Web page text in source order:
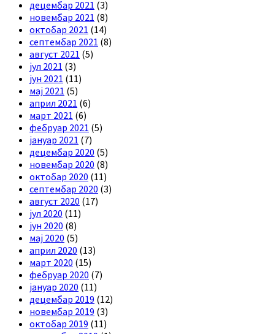
децембар 2021 (3)
новембар 2021 (8)
октобар 2021 (14)
септембар 2021 (8)
август 2021 (5)
јул 2021 (3)
јун 2021 (11)
мај 2021 (5)
април 2021 (6)
март 2021 (6)
фебруар 2021 (5)
јануар 2021 (7)
децембар 2020 (5)
новембар 2020 (8)
октобар 2020 (11)
септембар 2020 (3)
август 2020 (17)
јул 2020 (11)
јун 2020 (8)
мај 2020 (5)
април 2020 (13)
март 2020 (15)
фебруар 2020 (7)
јануар 2020 (11)
децембар 2019 (12)
новембар 2019 (3)
октобар 2019 (11)